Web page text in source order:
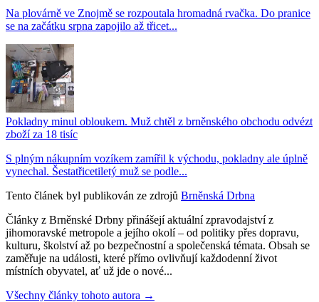
Na plovárně ve Znojmě se rozpoutala hromadná rvačka. Do pranice
se na začátku srpna zapojilo až třicet...
Pokladny minul obloukem. Muž chtěl z brněnského obchodu odvézt
zboží za 18 tisíc
S plným nákupním vozíkem zamířil k východu, pokladny ale úplně
vynechal. Šestatřicetiletý muž se podle...
Tento článek byl publikován ze zdrojů Brněnská Drbna
Články z Brněnské Drbny přinášejí aktuální zpravodajství z
jihomoravské metropole a jejího okolí – od politiky přes dopravu,
kulturu, školství až po bezpečnostní a společenská témata. Obsah se
zaměřuje na události, které přímo ovlivňují každodenní život
místních obyvatel, ať už jde o nové...
Všechny články tohoto autora →